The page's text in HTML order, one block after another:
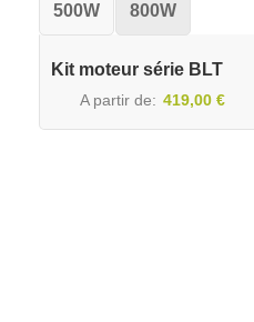
500W 800W
Kit moteur série BLT
A partir de 419,00 €